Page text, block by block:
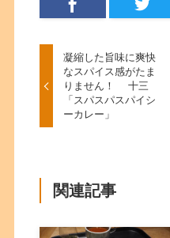
凝縮した旨味に爽快
なスパイス感がたま
りません！ 十三
「スパスパスパイシ
ーカレー」
関連記事